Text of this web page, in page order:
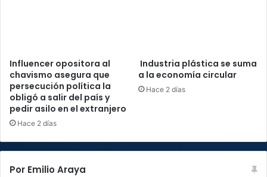
Influencer opositora al
chavismo asegura que
persecución política la
obligó a salir del país y
pedir asilo en el extranjero
Hace 2 días
Industria plástica se suma
a la economía circular
Hace 2 días
Por Emilio Araya